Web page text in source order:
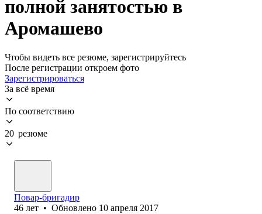
полной занятостью в
Аромашево
Чтобы видеть все резюме, зарегистрируйтесь
После регистрации откроем фото
Зарегистрироваться
За всё время
По соответствию
20 резюме
Повар-бригадир
46 лет • Обновлено 10 апреля 2017